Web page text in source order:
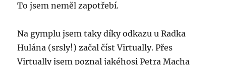
To jsem neměl zapotřebí.
Na gymplu jsem taky díky odkazu u Radka
Hulána (srsly!) začal číst Virtually. Přes
Virtually jsem poznal jakéhosi Petra Macha